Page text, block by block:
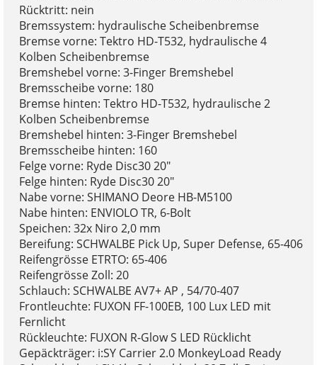
Rücktritt: nein
Bremssystem: hydraulische Scheibenbremse
Bremse vorne: Tektro HD-T532, hydraulische 4
Kolben Scheibenbremse
Bremshebel vorne: 3-Finger Bremshebel
Bremsscheibe vorne: 180
Bremse hinten: Tektro HD-T532, hydraulische 2
Kolben Scheibenbremse
Bremshebel hinten: 3-Finger Bremshebel
Bremsscheibe hinten: 160
Felge vorne: Ryde Disc30 20"
Felge hinten: Ryde Disc30 20"
Nabe vorne: SHIMANO Deore HB-M5100
Nabe hinten: ENVIOLO TR, 6-Bolt
Speichen: 32x Niro 2,0 mm
Bereifung: SCHWALBE Pick Up, Super Defense, 65-406
Reifengrösse ETRTO: 65-406
Reifengrösse Zoll: 20
Schlauch: SCHWALBE AV7+ AP , 54/70-407
Frontleuchte: FUXON FF-100EB, 100 Lux LED mit
Fernlicht
Rückleuchte: FUXON R-Glow S LED Rücklicht
Gepäckträger: i:SY Carrier 2.0 MonkeyLoad Ready